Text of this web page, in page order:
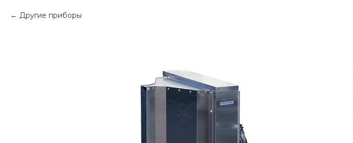
Другие приборы